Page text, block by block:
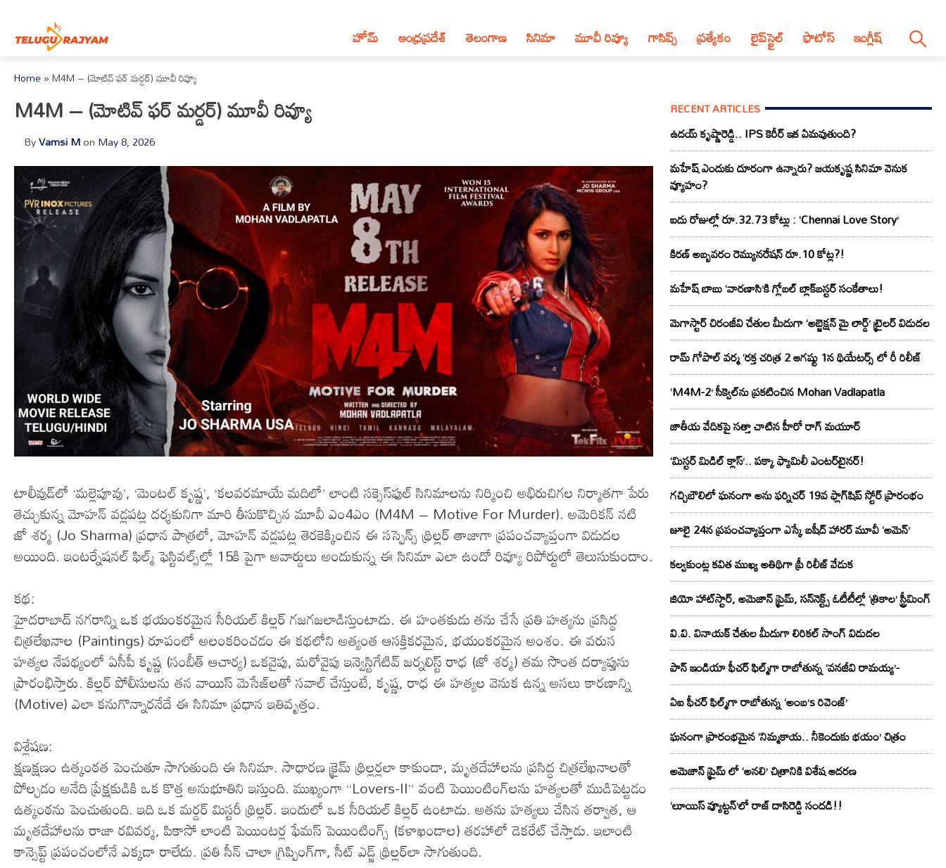
హోమ్ ఆంధ్ర‌ప్ర‌దేశ్‌ తెలంగాణ‌ సినిమా మూవీ రివ్యూ గాసిప్స్ ప్రత్యేకం లైప్‌స్టైల్‌ ఫొటోస్ ఇంగ్లీష్
Home»M4M – (మోటివ్ ఫర్ మర్డర్) మూవీ రివ్యూ
M4M – (మోటివ్ ఫర్ మర్డర్) మూవీ రివ్యూ
ByVamsi Mon May 8, 2026
టాలీవుడ్‌లో ‘మల్లెపూవు’, ‘మెంటల్ కృష్ణ’, ‘కలవరమాయే మదిలో’ లాంటి స‌క్సెస్‌ఫుల్‌ సినిమాలను నిర్మించి అభిరుచిగల నిర్మాతగా పేరు
తెచ్చుకున్న‌ మోహన్ వడ్లపట్ల ద‌ర్శ‌కునిగా మారి తీసుకొచ్చిన మూవీ ఎం4ఎం (M4M – Motive For Murder). అమెరికన్ నటి
జో శర్మ (Jo Sharma) ప్రధాన పాత్రలో, మోహన్ వడ్లపట్ల తెరకెక్కించిన ఈ సస్పెన్స్ థ్రిల్లర్ తాజాగా ప్రపంచవ్యాప్తంగా విడుదల
అయింది. ఇంటర్నేషనల్ ఫిల్మ్ ఫెస్టివ‌ల్స్‌ల్లో 15కి పైగా అవార్డులు అందుకున్న ఈ సినిమా ఎలా ఉందో రివ్యూ రిపోర్టులో తెలుసుకుందాం.
​కథ:
హైదరాబాద్ నగరాన్ని ఒక భయంకరమైన సీరియల్ కిల్లర్ గజగజలాడిస్తుంటాడు. ఈ హంతకుడు తను చేసే ప్రతి హత్యను ప్రసిద్ధ
చిత్రలేఖనాల (Paintings) రూపంలో అలంకరించడం ఈ కథలోని అత్యంత ఆసక్తికరమైన, భయంకరమైన అంశం. ఈ వరుస
హత్యల నేపథ్యంలో ఏసీపీ కృష్ణ (సంబీత్ ఆచార్య) ఒక‌వైపు, మ‌రోవైపు ఇన్వెస్టిగేటివ్ జర్నలిస్ట్ రాధ (జో శర్మ) తమ సొంత దర్యాప్తును
ప్రారంభిస్తారు. కిల్లర్ పోలీసులను తన వాయిస్ మెసేజ్‌లతో సవాల్ చేస్తుంటే, కృష్ణ, రాధ ఈ హత్యల వెనుక ఉన్న అసలు కారణాన్ని
(Motive) ఎలా కనుగొన్నారనేదే ఈ సినిమా ప్రధాన ఇతివృత్తం.
విశ్లేషణ:
క్ష‌ణ‌క్ష‌ణం ఉత్కంఠ‌త పెంచుతూ సాగుతుంది ఈ సినిమా. సాధారణ క్రైమ్ థ్రిల్లర్లలా కాకుండా, మృతదేహాలను ప్రసిద్ధ చిత్రలేఖనాలతో
పోల్చడం అనేది ప్రేక్షకుడికి ఒక కొత్త అనుభూతిని ఇస్తుంది. ముఖ్యంగా “Lovers-II” వంటి పెయింటింగ్‌లను హత్యలతో ముడిపెట్టడం
ఉత్కంఠను పెంచుతుంది. ఇది ఒక మర్డర్ మిస్టరీ థ్రిల్లర్. ఇందులో ఒక సీరియల్ కిల్లర్ ఉంటాడు. అతను హత్యలు చేసిన తర్వాత, ఆ
మృతదేహాలను రాజా రవివర్మ, పికాసో లాంటి పెయింటర్ల ఫేమ‌స్ పెయింటింగ్స్ (కళాఖండాల) తరహాలో డెకరేట్ చేస్తాడు. ఇలాంటి
కాన్సెప్ట్ ప్రపంచంలోనే ఎక్కడా రాలేదు. ప్రతి సీన్ చాలా గ్రిప్పింగ్‌గా, సీట్ ఎడ్జ్ థ్రిల్లర్‌లా సాగుతుంది.
RECENT ARTICLES
ఉదయ్ కృష్ణారెడ్డి.. IPS కెరీర్ ఇక ఏమవుతుంది?
మహేష్ ఎందుకు దూరంగా ఉన్నారు? జయకృష్ణ సినిమా వెనుక
వ్యూహం?
ఐదు రోజుల్లో రూ.32.73 కోట్లు : ‘Chennai Love Story’
కిరణ్ అబ్బవరం రెమ్యునరేషన్ రూ.10 కోట్ల?!
మహేష్ బాబు ‘వారణాసి’కి గ్లోబల్ బ్లాక్‌బస్టర్ సంకేతాలు!
మెగాస్టార్ చిరంజీవి చేతుల మీదుగా ‘అబ్జెక్ష‌న్ మై లార్డ్‌’ ట్రైల‌ర్ విడుద‌ల
రామ్ గోపాల్ వర్మ ‘రక్త చరిత్ర 2 ఆగష్టు 1న థియేటర్స్ లో రీ రిలీజ్
‘M4M-2’ సీక్వెల్‌ను ప్రకటించిన Mohan Vadlapatla
జాతీయ వేదికపై సత్తా చాటిన హీరో రాగ్ మయూర్‌
‘మిస్టర్ మిడిల్ క్లాస్’.. పక్కా ఫ్యామిలీ ఎంటర్‌టైనర్!
గచ్చిబౌలిలో ఘనంగా అను ఫర్నిచర్ 19వ ఫ్లాగ్‌షిప్ స్టోర్ ప్రారంభం
జూలై 24న ప్రపంచవ్యాప్తంగా ఎస్కే బషీద్‌ హారర్ మూవీ ‘అమెన్’
కల్వకుంట్ల కవిత ముఖ్య అతిథిగా ప్రీ రిలీజ్ వేడుక
జియో హాట్‌స్టార్, అమెజాన్ ప్రైమ్, సన్‌నెక్ట్స్ ఓటీటీల్లో ‘త్రికాల’ స్ట్రీమింగ్
వి.వి. వినాయక్ చేతుల మీదుగా లిరికల్ సాంగ్ విడుదల
పాన్ ఇండియా ఫీచర్ ఫిల్మ్‌గా రాబోతున్న ‘వనజీవి రామయ్య’-
ఏఐ ఫీచర్ ఫిల్మ్‌గా రాబోతున్న ‘అంబ’s రివెంజ్’
ఘనంగా ప్రారంభమైన ‘నిమ్మకాయ.. నీకెందుకు భయం’ చిత్రం
అమెజాన్ ప్రైమ్ లో ‘అనలి’ చిత్రానికి విశేష ఆదరణ
‘లూయిస్ వ్యూట్టన్’లో రాజ్ దాసిరెడ్డి సందడి!!